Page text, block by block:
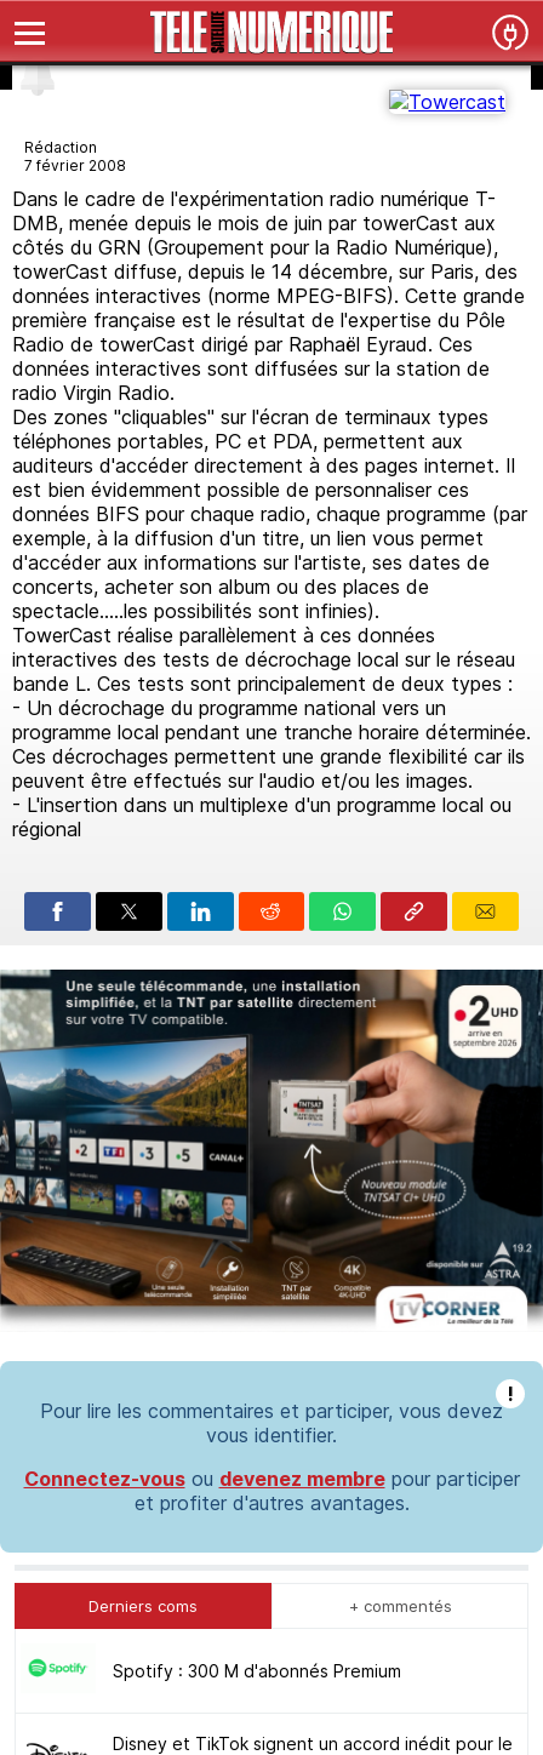
Rédaction
7 février 2008
Dans le cadre de l'expérimentation radio numérique T-
DMB, menée depuis le mois de juin par towerCast aux
côtés du GRN (Groupement pour la Radio Numérique),
towerCast diffuse, depuis le 14 décembre, sur Paris, des
données interactives (norme MPEG-BIFS). Cette grande
première française est le résultat de l'expertise du Pôle
Radio de towerCast dirigé par Raphaël Eyraud. Ces
données interactives sont diffusées sur la station de
radio Virgin Radio.
Des zones "cliquables" sur l'écran de terminaux types
téléphones portables, PC et PDA, permettent aux
auditeurs d'accéder directement à des pages internet. Il
est bien évidemment possible de personnaliser ces
données BIFS pour chaque radio, chaque programme (par
exemple, à la diffusion d'un titre, un lien vous permet
d'accéder aux informations sur l'artiste, ses dates de
concerts, acheter son album ou des places de
spectacle.....les possibilités sont infinies).
TowerCast réalise parallèlement à ces données
interactives des tests de décrochage local sur le réseau
bande L. Ces tests sont principalement de deux types :
- Un décrochage du programme national vers un
programme local pendant une tranche horaire déterminée.
Ces décrochages permettent une grande flexibilité car ils
peuvent être effectués sur l'audio et/ou les images.
- L'insertion dans un multiplexe d'un programme local ou
régional
!
Pour lire les commentaires et participer, vous devez
vous identifier.
Connectez-vousou devenez membrepour participer
et profiter d'autres avantages.
Derniers coms + commentés
Spotify : 300 M d'abonnés Premium
Disney et TikTok signent un accord inédit pour le